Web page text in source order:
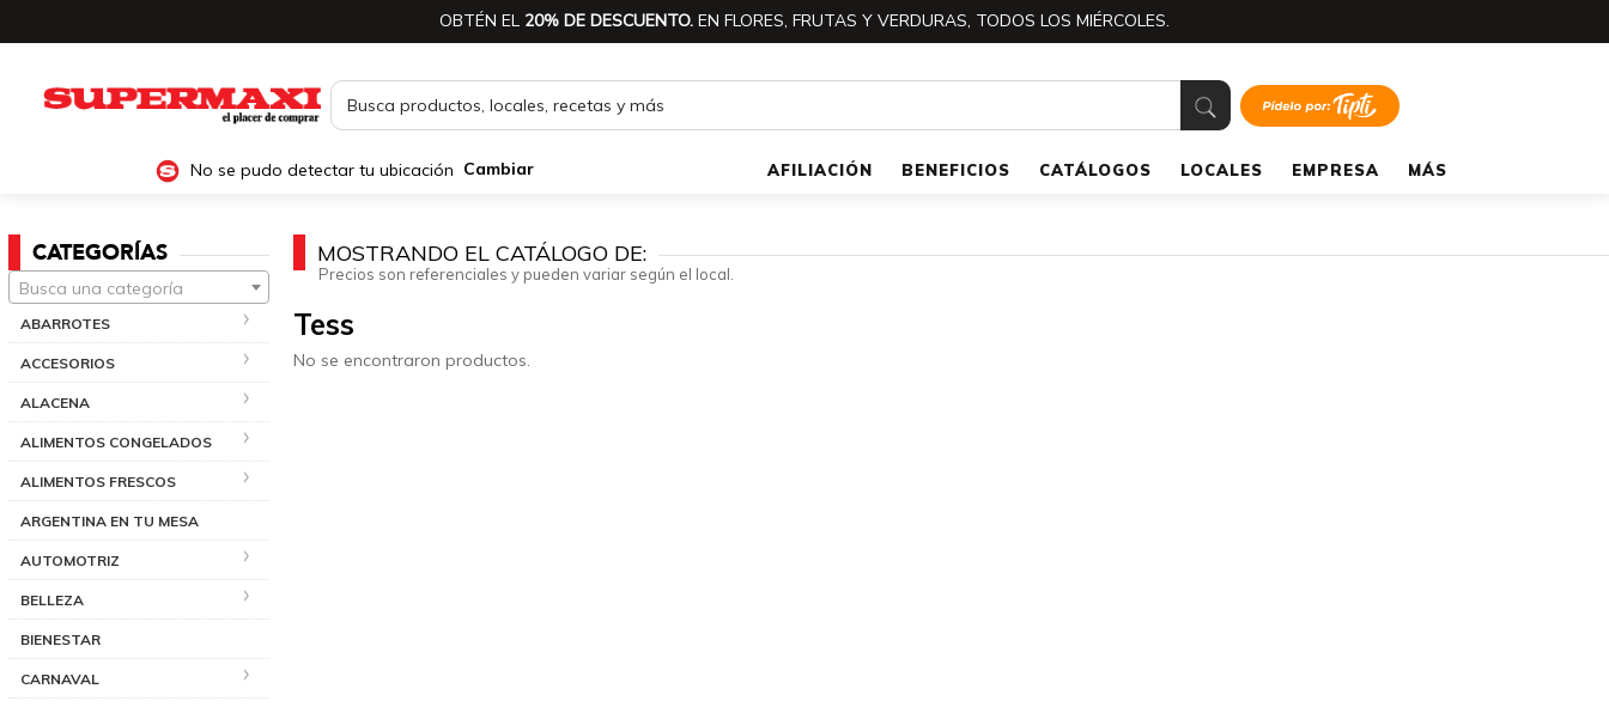
OBTÉN EL 20% DE DESCUENTO. EN FLORES, FRUTAS Y VERDURAS, TODOS LOS MIÉRCOLES.
No se pudo detectar tu ubicación Cambiar AFILIACIÓN BENEFICIOS CATÁLOGOS LOCALES EMPRESA MÁS
CATEGORÍAS
Busca una categoría
ABARROTES
ACCESORIOS
ALACENA
ALIMENTOS CONGELADOS
ALIMENTOS FRESCOS
ARGENTINA EN TU MESA
AUTOMOTRIZ
BELLEZA
BIENESTAR
CARNAVAL
MOSTRANDO EL CATÁLOGO DE:
Precios son referenciales y pueden variar según el local.
Tess
No se encontraron productos.